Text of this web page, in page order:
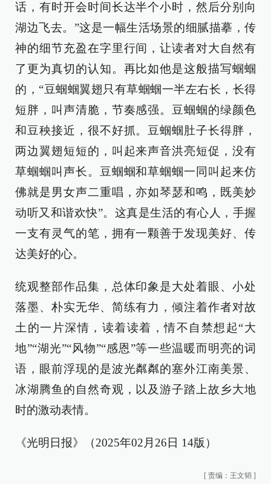
话，有时开会时间长达半个小时，然后分别向
湖边飞去。”这是一幅生活场景的细腻描摹，传
神的细节充盈在字里行间，让读者对大自然有
了更为真切的认知。再比如他是这般描写蝈蝈
的，“豆蝈蝈翼翅只有草蝈蝈一半左右长，长得
短胖，叫声清脆，节奏感强。豆蝈蝈的绿颜色
和豆秧接近，很不好抓。豆蝈蝈肚子长得胖，
两边翼翅短短的，叫起来声音洪亮短促，没有
草蝈蝈叫声长。豆蝈蝈和草蝈蝈一同叫起来仿
佛就是男女声二重唱，亦如琴瑟和鸣，既美妙
动听又和谐欢快”。这真是生活的有心人，手握
一支有灵气的笔，拥有一颗善于发现美好、传
达美好的心。
统观整部作品集，总体印象是大处着眼、小处
落墨、朴实无华、简练有力，倾注着作者对故
土的一片深情，读着读着，情不自禁想起“大
地”“湖光”“风物”“感恩”等一些温暖而明亮的词
语，眼前浮现的是波光粼粼的塞外江南美景、
冰湖腾鱼的自然奇观，以及游子踏上故乡大地
时的激动表情。
《光明日报》（2025年02月26日 14版）
[ 责编：王文韬 ]